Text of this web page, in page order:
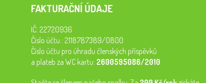
FAKTURAČNÍ ÚDAJE
IČ: 22720936
Číslo účtu.: 2118787389/0800
Číslo účtu pro úhradu členských příspěvků
a plateb za WC kartu: 2600595086/2010